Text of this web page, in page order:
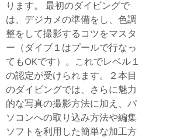
ります。 最初のダイビングで
は、デジカメの準備をし、色調
整をして撮影するコツをマスタ
ー（ダイブ１はプールで行なっ
てもOKです）。これでレベル１
の認定が受けられます。２本目
のダイビングでは、さらに魅力
的な写真の撮影方法に加え、パ
ソコンへの取り込み方法や編集
ソフトを利用した簡単な加工方